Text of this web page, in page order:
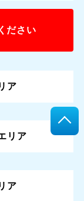
ださい
ア
リア
ア